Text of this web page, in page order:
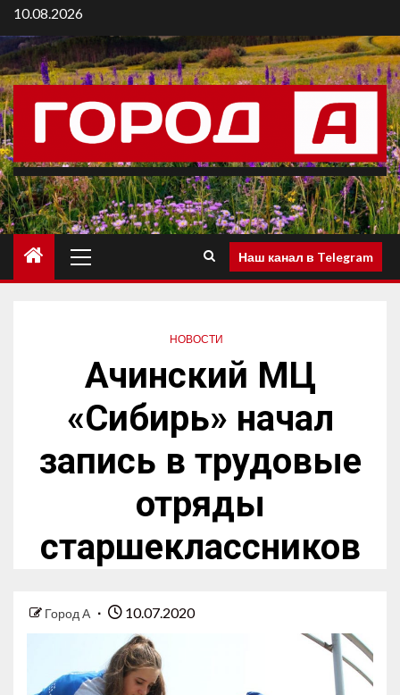
10.08.2026
Наш канал в Telegram
НОВОСТИ
Ачинский МЦ
«Сибирь» начал
запись в трудовые
отряды
старшеклассников
Город А 10.07.2020